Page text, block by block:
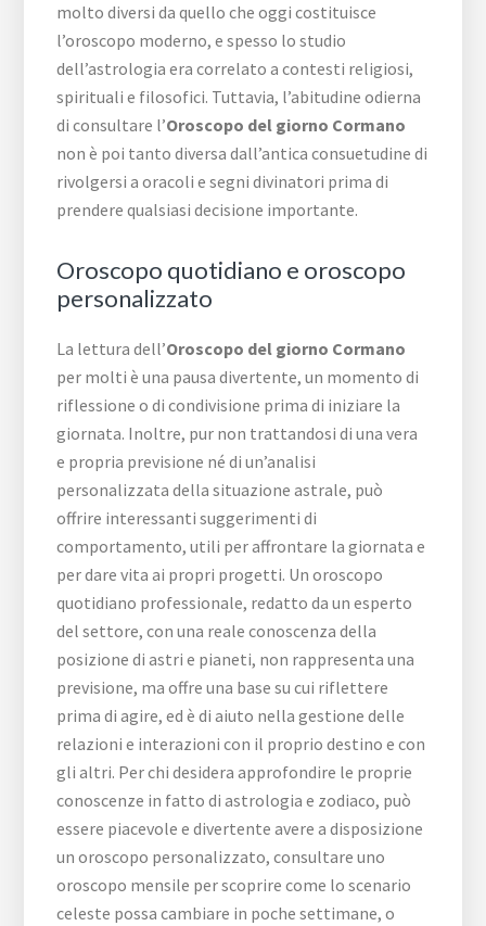
molto diversi da quello che oggi costituisce
l’oroscopo moderno, e spesso lo studio
dell’astrologia era correlato a contesti religiosi,
spirituali e filosofici. Tuttavia, l’abitudine odierna
di consultare l’Oroscopo del giorno Cormano
non è poi tanto diversa dall’antica consuetudine di
rivolgersi a oracoli e segni divinatori prima di
prendere qualsiasi decisione importante.
Oroscopo quotidiano e oroscopo
personalizzato
La lettura dell’Oroscopo del giorno Cormano
per molti è una pausa divertente, un momento di
riflessione o di condivisione prima di iniziare la
giornata. Inoltre, pur non trattandosi di una vera
e propria previsione né di un’analisi
personalizzata della situazione astrale, può
offrire interessanti suggerimenti di
comportamento, utili per affrontare la giornata e
per dare vita ai propri progetti. Un oroscopo
quotidiano professionale, redatto da un esperto
del settore, con una reale conoscenza della
posizione di astri e pianeti, non rappresenta una
previsione, ma offre una base su cui riflettere
prima di agire, ed è di aiuto nella gestione delle
relazioni e interazioni con il proprio destino e con
gli altri. Per chi desidera approfondire le proprie
conoscenze in fatto di astrologia e zodiaco, può
essere piacevole e divertente avere a disposizione
un oroscopo personalizzato, consultare uno
oroscopo mensile per scoprire come lo scenario
celeste possa cambiare in poche settimane, o